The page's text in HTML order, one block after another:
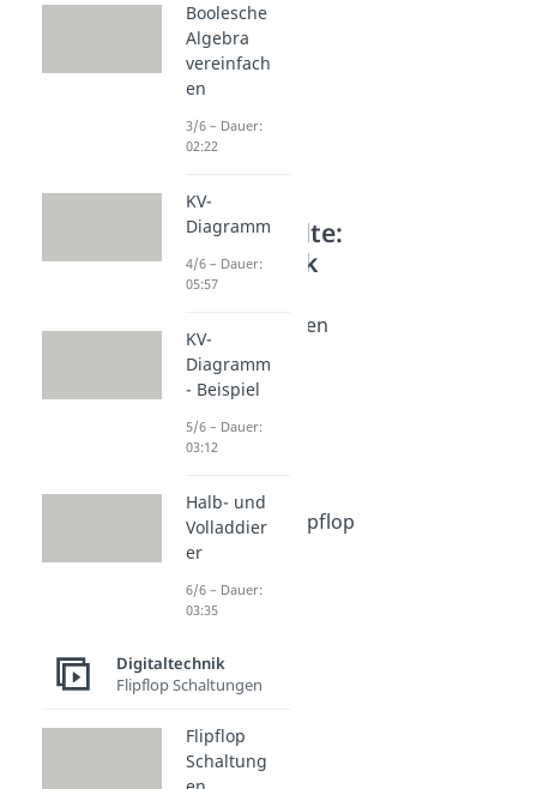
Weitere Inhalte:
Digitaltechnik
Flipflop Schaltungen
Dauer: 05:25
RS-Flipflop
Dauer: 02:59
D-Flipflop
Dauer: 03:55
Dauer: 03:38
JK-Master-Slave Flipflop
Dauer: 04:17
T-Flipflop
Dauer: 03:59
Boolesche
Algebra
vereinfach
en
3/6 – Dauer:
02:22
KV-
Diagramm
4/6 – Dauer:
05:57
KV-
Diagramm
- Beispiel
5/6 – Dauer:
03:12
Halb- und
Volladdier
er
6/6 – Dauer:
03:35
Digitaltechnik
Flipflop Schaltungen
Flipflop
Schaltung